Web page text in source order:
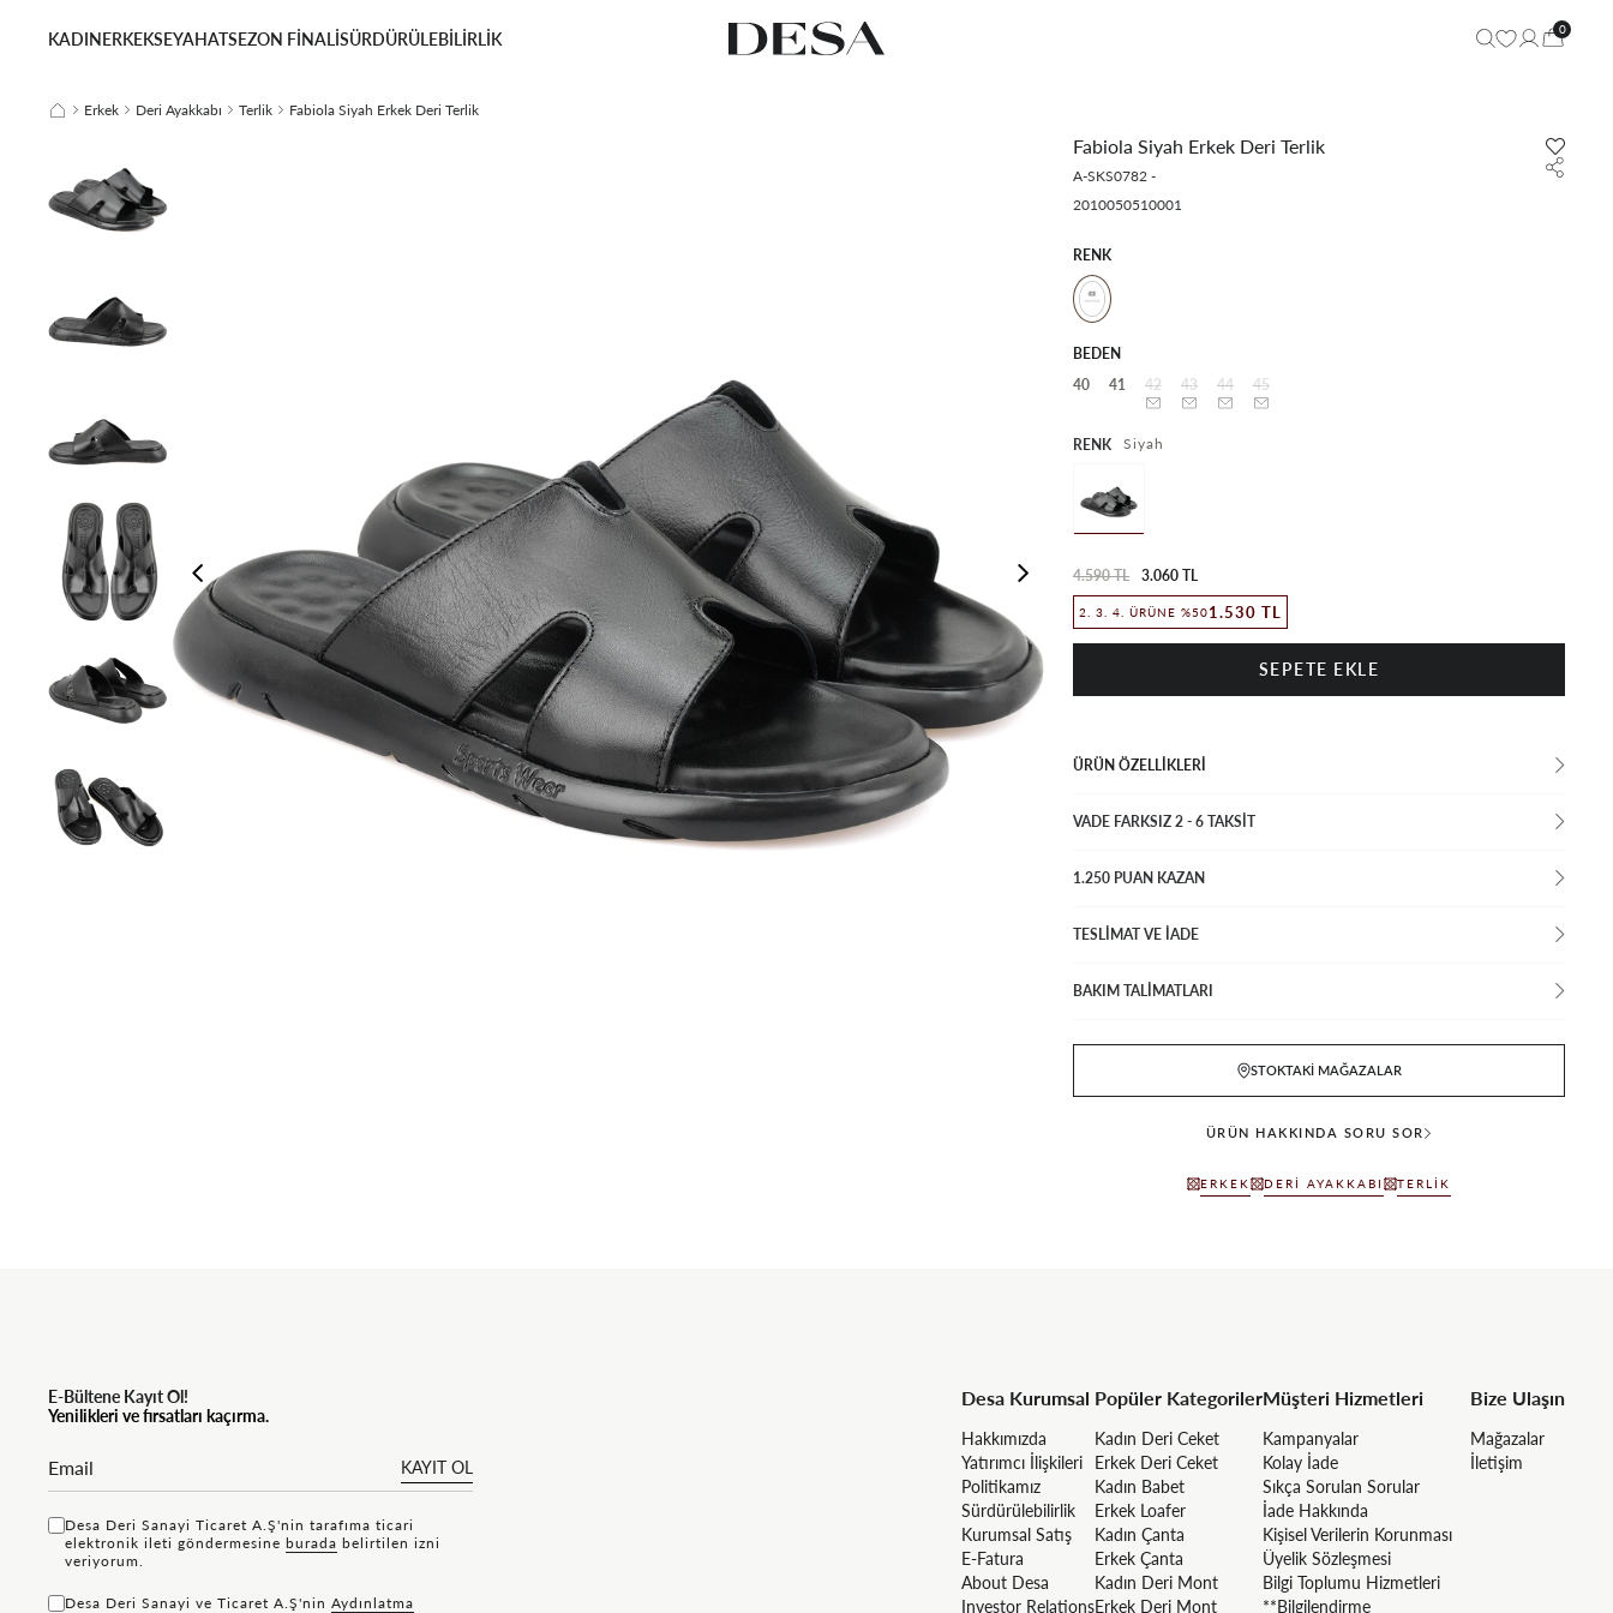
KADINERKEKSEYAHATSEZON FİNALİSÜRDÜRÜLEBİLİRLİK 0
Erkek Deri Ayakkabı Terlik Fabiola Siyah Erkek Deri Terlik
Fabiola Siyah Erkek Deri Terlik
A-SKS0782 -
2010050510001
RENK
BEDEN
40
41 42 43 44 45
RENK Siyah
4.590 TL 3.060 TL
2. 3. 4. ÜRÜNE %501.530 TL
ÜRÜN ÖZELLIKLERI
VADE FARKSIZ 2 - 6 TAKSIT
1.250 PUAN KAZAN
TESLİMAT VE İADE
BAKIM TALİMATLARI
STOKTAKI MAĞAZALAR
ÜRÜN HAKKINDA SORU SOR
ERKEK DERI AYAKKABI TERLIK
E-Bültene Kayıt Ol!
Yenilikleri ve fırsatları kaçırma.
KAYIT OL
Desa Deri Sanayi Ticaret A.Ş'nin tarafıma ticari
elektronik ileti göndermesine bu rada belirtilen izni
veriyorum.
Desa Deri Sanayi ve Ticaret A.Ş'nin Aydınlatma
Desa Kurumsal
Hakkımızda
Yatırımcı İlişkileri
Politikamız
Sürdürülebilirlik
Kurumsal Satış
E-Fatura
About Desa
Investor Relations
Popüler Kategoriler
Kadın Deri Ceket
Erkek Deri Ceket
Kadın Babet
Erkek Loafer
Kadın Çanta
Erkek Çanta
Kadın Deri Mont
Erkek Deri Mont
Müşteri Hizmetleri
Kampanyalar
Kolay İade
Sıkça Sorulan Sorular
İade Hakkında
Kişisel Verilerin Korunması
Üyelik Sözleşmesi
Bilgi Toplumu Hizmetleri
**Bilgilendirme
Bize Ulaşın
Mağazalar
İletişim